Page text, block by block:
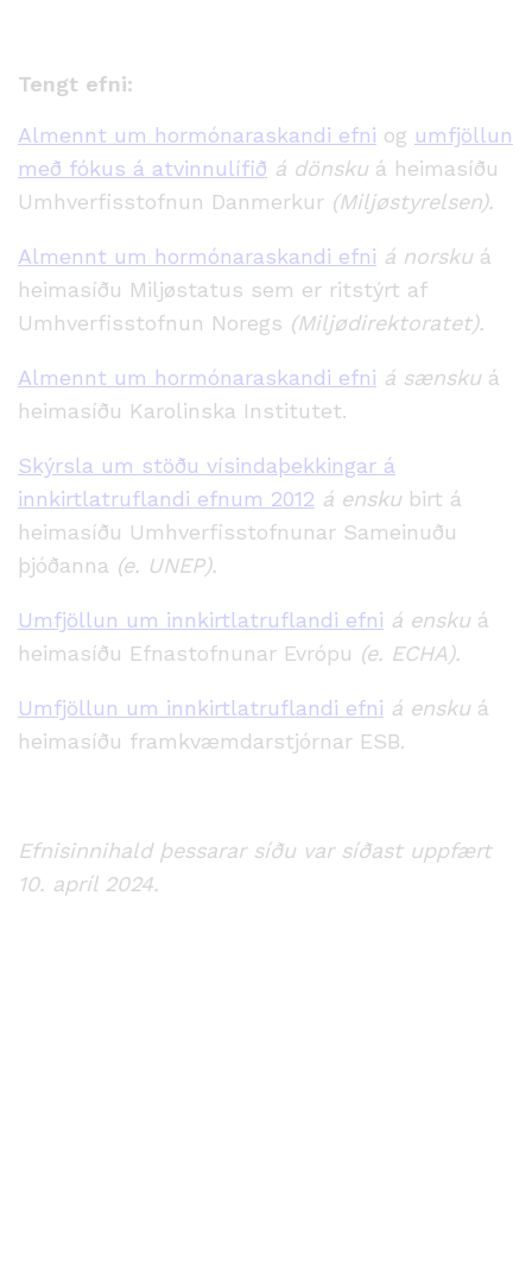
Tengt efni:
Almennt um hormónaraskandi efni og umfjöllun
með fókus á atvinnulífið á dönsku á heimasíðu
Umhverfisstofnun Danmerkur (Miljøstyrelsen).
Almennt um hormónaraskandi efni á norsku á
heimasíðu Miljøstatus sem er ritstýrt af
Umhverfisstofnun Noregs (Miljødirektoratet).
Almennt um hormónaraskandi efni á sænsku á
heimasíðu Karolinska Institutet.
Skýrsla um stöðu vísindaþekkingar á
innkirtlatruflandi efnum 2012 á ensku birt á
heimasíðu Umhverfisstofnunar Sameinuðu
þjóðanna (e. UNEP).
Umfjöllun um innkirtlatruflandi efni á ensku á
heimasíðu Efnastofnunar Evrópu (e. ECHA).
Umfjöllun um innkirtlatruflandi efni á ensku á
heimasíðu framkvæmdarstjórnar ESB.
Efnisinnihald þessarar síðu var síðast uppfært
10. apríl 2024.